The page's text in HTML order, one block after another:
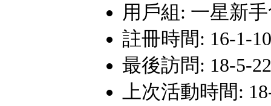
用戶組: 一星新
註冊時間: 16-1-
最後訪問: 18-5-
上次活動時間: